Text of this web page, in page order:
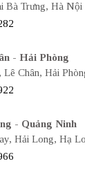
Bà Trưng, Hà Nội
- Hải Phòng
Chân, Hải
- Quảng Ninh
Hải Long, Hạ